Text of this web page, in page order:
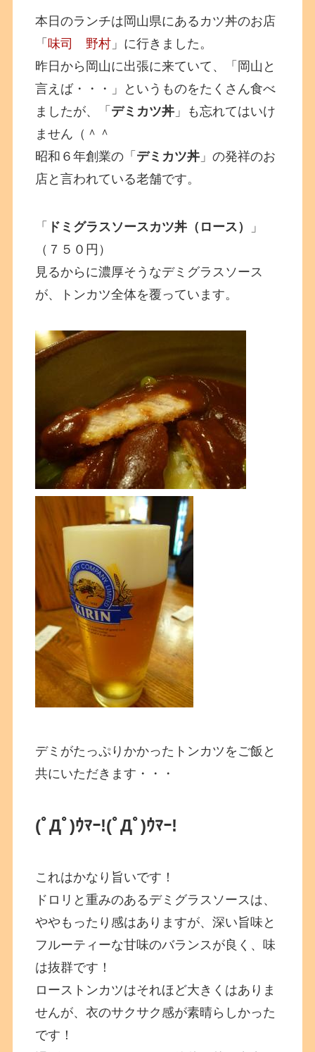
本日のランチは岡山県にあるカツ丼のお店
「味司 野村 」に行きました。
昨日から岡山に出張に来ていて、「岡山と
言えば・・・」というものをたくさん食べ
ましたが、「 デミカツ丼 」も忘れてはいけ
ません（＾＾
昭和６年創業の「 デミカツ丼 」の発祥のお
店と言われている老舗です。
「 ドミグラスソースカツ丼（ロース）
」
（７５０円）
見るからに濃厚そうなデミグラスソース
が、トンカツ全体を覆っています。
デミがたっぷりかかったトンカツをご飯と
共にいただきます・・・
(ﾟДﾟ)ｳﾏｰ!(ﾟДﾟ)ｳﾏｰ!
これはかなり旨いです！
ドロリと重みのあるデミグラスソースは、
ややもったり感はありますが、深い旨味と
フルーティーな甘味のバランスが良く、味
は抜群です！
ローストンカツはそれほど大きくはありま
せんが、衣のサクサク感が素晴らしかった
です！